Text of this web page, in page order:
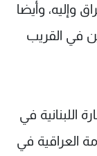
وإليه، وأيضا
في القريب
اللبنانية في
العراقية في